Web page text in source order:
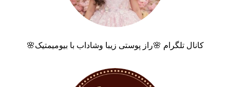
کانال تلگرام 🌸راز پوستی زیبا وشاداب با بیومیمتیک🌸